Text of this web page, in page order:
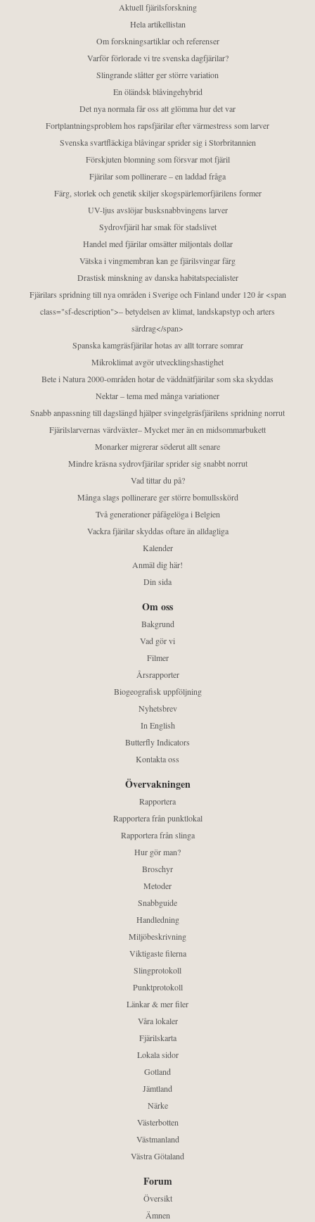
Aktuell fjärilsforskning
Hela artikellistan
Om forskningsartiklar och referenser
Varför förlorade vi tre svenska dagfjärilar?
Slingrande slåtter ger större variation
En öländsk blåvingehybrid
Det nya normala får oss att glömma hur det var
Fortplantningsproblem hos rapsfjärilar efter värmestress som larver
Svenska svartfläckiga blåvingar sprider sig i Storbritannien
Förskjuten blomning som försvar mot fjäril
Fjärilar som pollinerare – en laddad fråga
Färg, storlek och genetik skiljer skogspärlemorfjärilens former
UV-ljus avslöjar busksnabbvingens larver
Sydrovfjäril har smak för stadslivet
Handel med fjärilar omsätter miljontals dollar
Vätska i vingmembran kan ge fjärilsvingar färg
Drastisk minskning av danska habitatspecialister
Fjärilars spridning till nya områden i Sverige och Finland under 120 år <span
class="sf-description">– betydelsen av klimat, landskapstyp och arters
särdrag</span>
Spanska kamgräsfjärilar hotas av allt torrare somrar
Mikroklimat avgör utvecklingshastighet
Bete i Natura 2000-områden hotar de väddnätfjärilar som ska skyddas
Nektar – tema med många variationer
Snabb anpassning till dagslängd hjälper svingelgräsfjärilens spridning norrut
Fjärilslarvernas värdväxter– Mycket mer än en midsommarbukett
Monarker migrerar söderut allt senare
Mindre kräsna sydrovfjärilar sprider sig snabbt norrut
Vad tittar du på?
Många slags pollinerare ger större bomullsskörd
Två generationer påfågelöga i Belgien
Vackra fjärilar skyddas oftare än alldagliga
Kalender
Anmäl dig här!
Din sida
Om oss
Bakgrund
Vad gör vi
Filmer
Årsrapporter
Biogeografisk uppföljning
Nyhetsbrev
In English
Butterfly Indicators
Kontakta oss
Övervakningen
Rapportera
Rapportera från punktlokal
Rapportera från slinga
Hur gör man?
Broschyr
Metoder
Snabbguide
Handledning
Miljöbeskrivning
Viktigaste filerna
Slingprotokoll
Punktprotokoll
Länkar & mer filer
Våra lokaler
Fjärilskarta
Lokala sidor
Gotland
Jämtland
Närke
Västerbotten
Västmanland
Västra Götaland
Forum
Översikt
Ämnen